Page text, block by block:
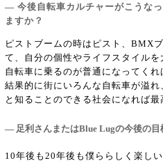
― 今後自転車カルチャーがこうな
ますか？
ピストブームの時はピスト、BMX
て、自分の個性やライフスタイル
自転車に乗るのが普通になってくれ
結果的に街にいろんな自転車が溢
と知ることのできる社会になれば最
― 足利さんまたはBlue Lugの今後の目
10年後も20年後も僕ららしく楽し